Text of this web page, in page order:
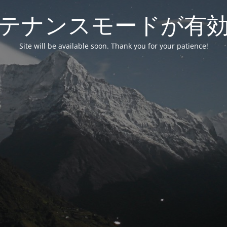
ナンスモードが有
Site will be available soon. Thank you for your patience!